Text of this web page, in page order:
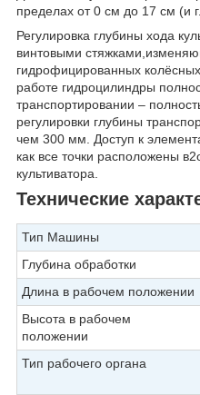
пределах от 0 см до 17 см (и
Регулировка глубины хода
винтовыми
гидрофицированных
работе гидроцилиндры
транспортировании –
регулировки глубины
чем 300 мм. Доступ к
как все точки расположены
культиватора.
Технические
Тип Машины
Глубина обработки
Длина в рабочем положении
Высота в рабочем
положении
Тип рабочего органа